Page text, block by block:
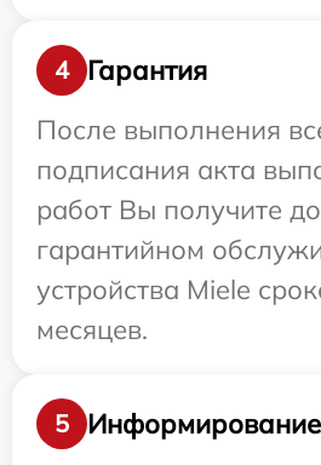
4
Гарантия
После выполнения
подписания акта
работ Вы получите
гарантийном
устройства Miele
месяцев.
5
Информирование